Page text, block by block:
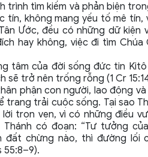
trình tìm kiếm và phản biện
tín, không mang yếu tố mê
Ước, đều có những dữ kiện
hay không, việc đi tìm Chúa
tâm của đời sống đức tin
sẽ trở nên trống rỗng (1 Cr
phận con người, lao động
trang trải cuộc sống. Tại sao
trọn vẹn, vì có những điều
có đoạn: “Tư tưởng
chừng nào, thì đường lối
55:8–9).